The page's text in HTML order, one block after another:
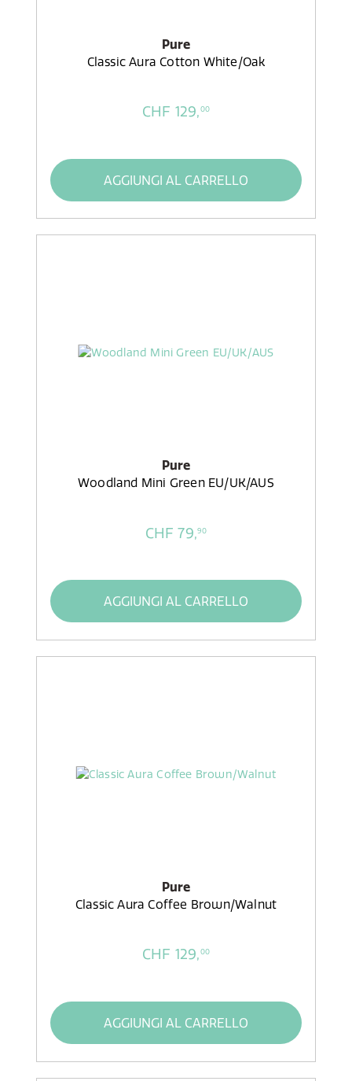
Pure
Classic Aura Cotton White/Oak
CHF 129,00
AGGIUNGI AL CARRELLO
Pure
Woodland Mini Green EU/UK/AUS
CHF 79,90
AGGIUNGI AL CARRELLO
Pure
Classic Aura Coffee Brown/Walnut
CHF 129,00
AGGIUNGI AL CARRELLO